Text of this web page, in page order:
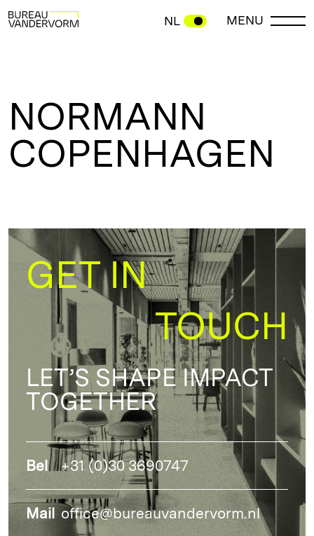
NL MENU
NORMANN
COPENHAGEN
GET IN
LET’S SHAPE IMPACT
TOGETHER
TOUCH
Bel +31 (0)30 3690747
Mail office@bureauvandervorm.nl